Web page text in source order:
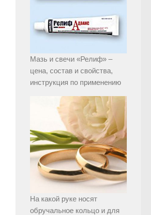
Мазь и свечи «Релиф» –
цена, состав и свойства,
инструкция по применению
На какой руке носят
обручальное кольцо и для